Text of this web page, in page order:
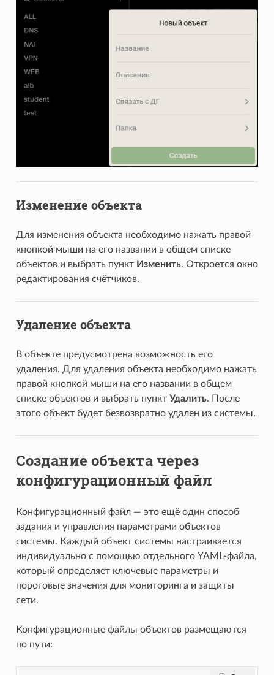
Изменение объекта
Для изменения объекта необходимо нажать правой
кнопкой мыши на его названии в общем списке
объектов и выбрать пункт Изменить. Откроется окно
редактирования счётчиков.
Удаление объекта
В объекте предусмотрена возможность его
удаления. Для удаления объекта необходимо нажать
правой кнопкой мыши на его названии в общем
списке объектов и выбрать пункт Удалить. После
этого объект будет безвозвратно удален из системы.
Создание объекта через
конфигурационный файл
Конфигурационный файл — это ещё один способ
задания и управления параметрами объектов
системы. Каждый объект системы настраивается
индивидуально с помощью отдельного YAML-файла,
который определяет ключевые параметры и
пороговые значения для мониторинга и защиты
сети.
Конфигурационные файлы объектов размещаются
по пути: